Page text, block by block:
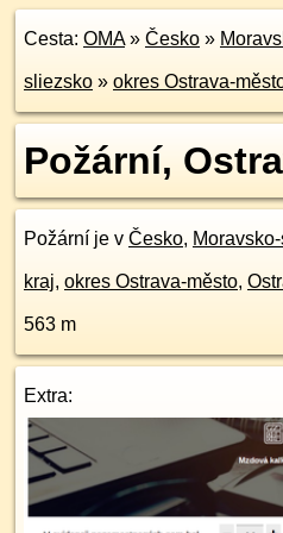
Cesta: OMA» Česko »
sliezsko » okres Ostrava-
Požární,
Požární je v Česko,
kraj, okres Ostrava-město,
563 m
Extra: